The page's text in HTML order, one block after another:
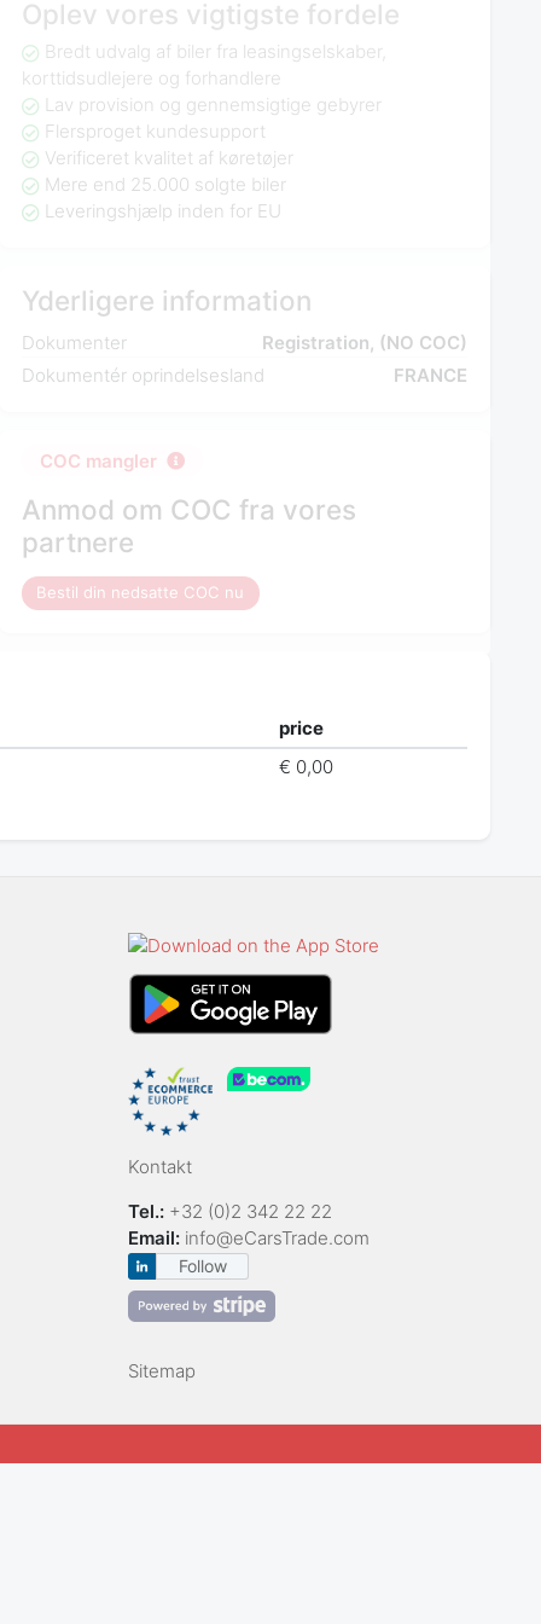
Oplev vores vigtigste fordele
Bredt udvalg af biler fra leasingselskaber,
korttidsudlejere og forhandlere
Lav provision og gennemsigtige gebyrer
Flersproget kundesupport
Verificeret kvalitet af køretøjer
Mere end 25.000 solgte biler
Leveringshjælp inden for EU
Yderligere information
Dokumenter
Registration, (NO COC)
Dokumentér oprindelsesland
FRANCE
COC mangler
Anmod om COC fra vores
partnere
Bestil din nedsatte COC nu
price
€ 0,00
Kontakt
Tel.: +32 (0)2 342 22 22
Email: info@eCarsTrade.com
Follow
Sitemap